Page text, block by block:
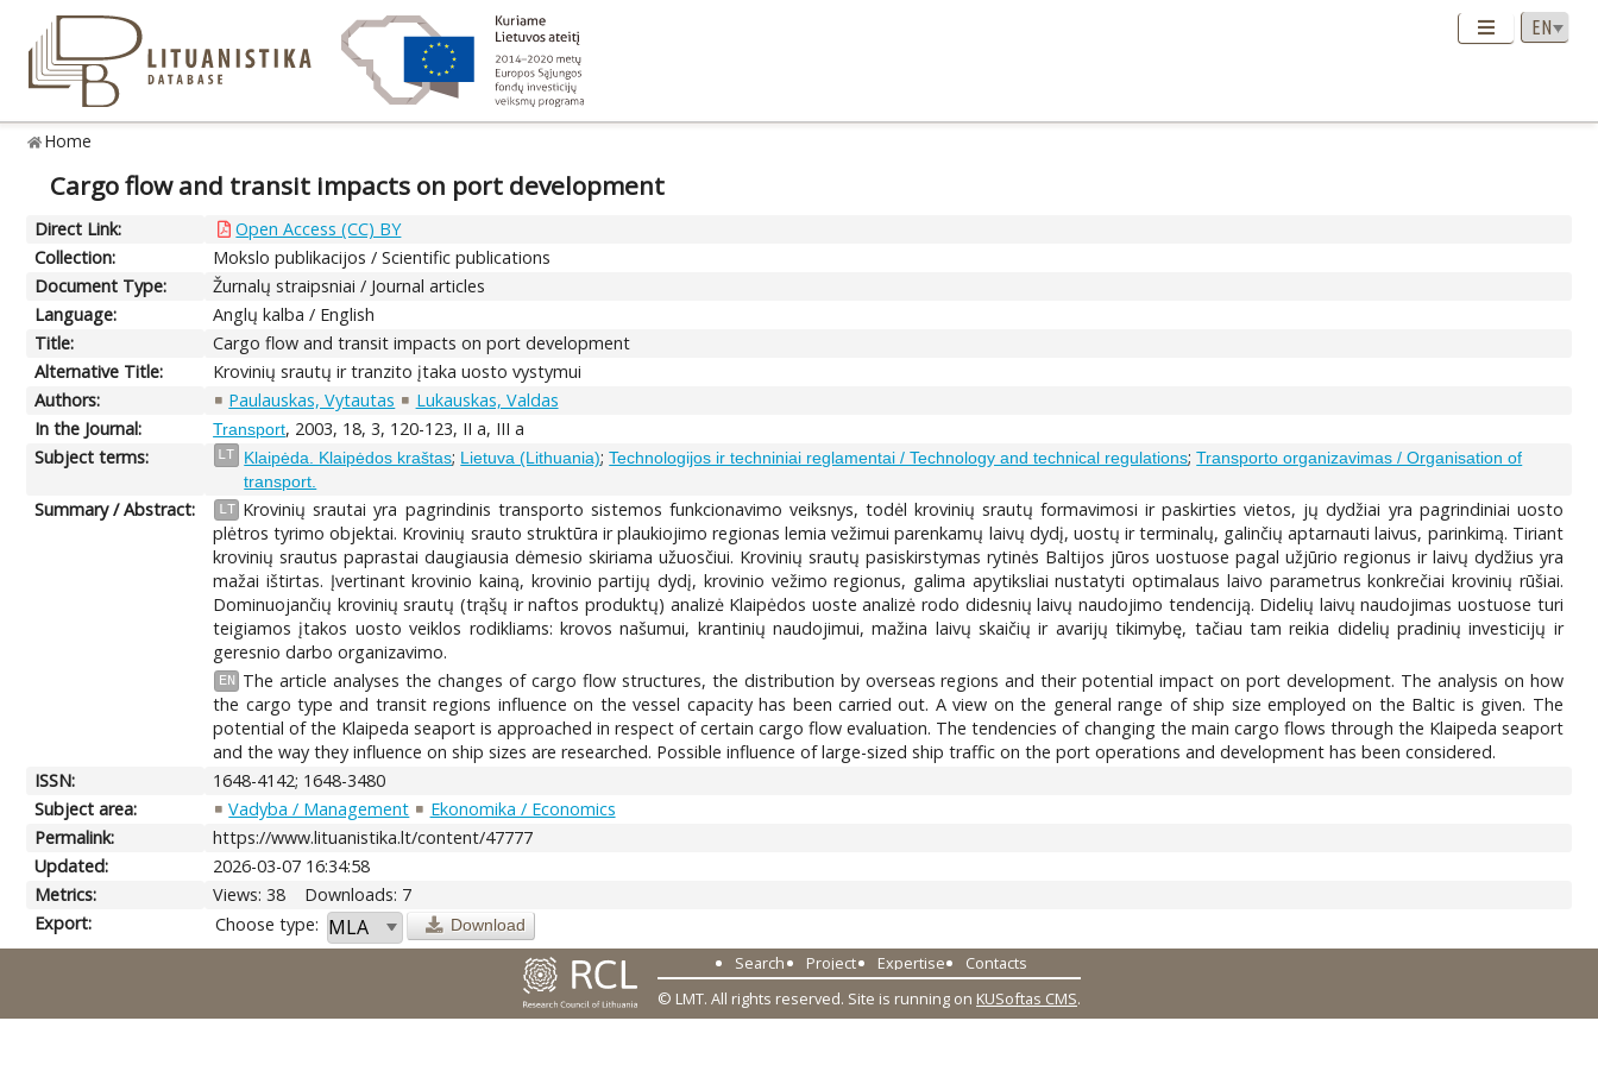
Home
Cargo flow and transit impacts on port development
Direct Link:
Open Access (CC) BY
Collection:
Mokslo publikacijos / Scientific publications
Document Type:
Žurnalų straipsniai / Journal articles
Language:
Anglų kalba / English
Title:
Cargo flow and transit impacts on port development
Alternative Title:
Krovinių srautų ir tranzito įtaka uosto vystymui
Authors:
Paulauskas, Vytautas
Lukauskas, Valdas
In the Journal:
Transport, 2003, 18, 3, 120-123, II a, III a
Subject terms:
LT Klaipėda. Klaipėdos kraštas; Lietuva (Lithuania);Technologijos ir techniniai reglamentai / Technology and technical regulations;Transporto organizavimas / Organisation of
transport.
Summary / Abstract: LT Krovinių srautai yra pagrindinis transporto sistemos funkcionavimo veiksnys, todėl krovinių srautų formavimosi ir paskirties vietos, jų dydžiai yra pagrindiniai uosto
plėtros tyrimo objektai. Krovinių srauto struktūra ir plaukiojimo regionas lemia vežimui parenkamų laivų dydį, uostų ir terminalų, galinčių aptarnauti laivus, parinkimą. Tiriant
krovinių srautus paprastai daugiausia dėmesio skiriama užuosčiui. Krovinių srautų pasiskirstymas rytinės Baltijos jūros uostuose pagal užjūrio regionus ir laivų dydžius yra
mažai ištirtas. Įvertinant krovinio kainą, krovinio partijų dydį, krovinio vežimo regionus, galima apytiksliai nustatyti optimalaus laivo parametrus konkrečiai krovinių rūšiai.
Dominuojančių krovinių srautų (trąšų ir naftos produktų) analizė Klaipėdos uoste analizė rodo didesnių laivų naudojimo tendenciją. Didelių laivų naudojimas uostuose turi
teigiamos įtakos uosto veiklos rodikliams: krovos našumui, krantinių naudojimui, mažina laivų skaičių ir avarijų tikimybę, tačiau tam reikia didelių pradinių investicijų ir
geresnio darbo organizavimo.
EN
The article analyses the changes of cargo flow structures, the distribution by overseas regions and their potential impact on port development. The analysis on how
the cargo type and transit regions influence on the vessel capacity has been carried out. A view on the general range of ship size employed on the Baltic is given. The
potential of the Klaipeda seaport is approached in respect of certain cargo flow evaluation. The tendencies of changing the main cargo flows through the Klaipeda seaport
and the way they influence on ship sizes are researched. Possible influence of large-sized ship traffic on the port operations and development has been considered.
ISSN:
1648-4142; 1648-3480
Subject area:
Vadyba / Management
Ekonomika / Economics
Permalink:
https://www.lituanistika.lt/content/47777
Updated:
2026-03-07 16:34:58
Metrics:
Views: 38
Downloads: 7
Export:
Choose type: Download
Search Project Expertise
Contacts
© LMT. All rights reserved. Site is running on KUSoftas CMS.